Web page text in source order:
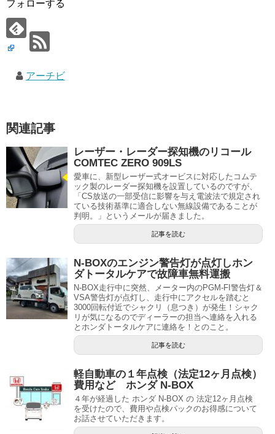
フォローする
アーチビ
関連記事
レーザー・レーダー探知機のリコール
COMTEC ZERO 909LS
愛車に、新型レーザー式オービスに対応したコムテ
ック製のレーダー探知機を設置しているのですが、
「CS放送の一部受信に影響を与え電波法で規定され
ている技術基準に適合しない無線設備であることが
判明。」というメールが届きました。
記事を読む
N-BOXのエンジン警告灯が点灯しホン
ダトータルケアで故障車無料運搬
N-BOX走行中に突然、メーター内のPGM-FI警告灯＆
VSA警告灯が点灯し、走行中にアクセルを踏むと
3000回転付近でシャクリ（息つき）が発生！シャク
リが気になるのでディーラーの担当へ連絡を入れる
とホンダトータルケアに連絡を！とのこと。
記事を読む
軽自動車の１年点検（法定12ヶ月点検）
費用など ホンダ N-BOX
４年が経過した ホンダ N-BOX の 法定12ヶ月点検
を受けたので、費用や点検パックのお得感について
お話させていただきます。